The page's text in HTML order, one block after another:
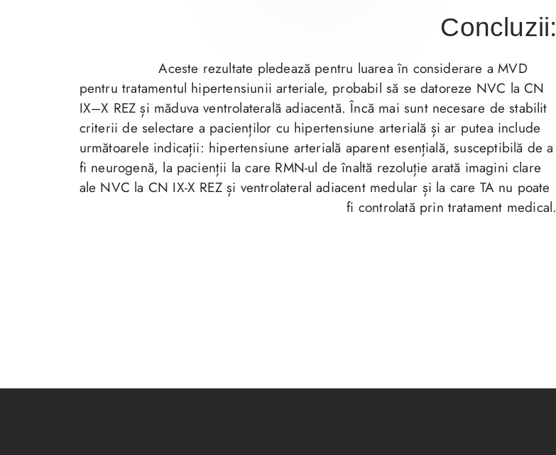
Concluzii:
Aceste rezultate pledează pentru luarea în considerare a MVD
pentru tratamentul hipertensiunii arteriale, probabil să se datoreze NVC la CN
IX–X REZ și măduva ventrolaterală adiacentă. Încă mai sunt necesare de stabilit
criterii de selectare a pacienților cu hipertensiune arterială și ar putea include
următoarele indicații: hipertensiune arterială aparent esențială, susceptibilă de a
fi neurogenă, la pacienții la care RMN-ul de înaltă rezoluție arată imagini clare
ale NVC la CN IX-X REZ și ventrolateral adiacent medular și la care TA nu poate
fi controlată prin tratament medical.